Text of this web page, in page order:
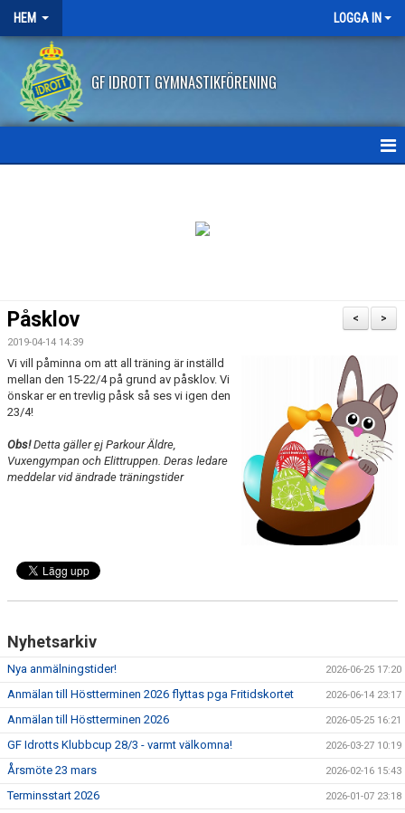
HEM LOGGA IN
GF IDROTT GYMNASTIKFÖRENING
FRÅGOR OCH SVAR
AVBOKNING/ÅTERBETALNING
VÅRA GRUPPER
EVENEMANG
>
<
Påsklov
2019-04-14 14:39
Vi vill påminna om att all träning är inställd
mellan den 15-22/4 på grund av påsklov. Vi
önskar er en trevlig påsk så ses vi igen den
23/4!
Obs!Detta gällerej Parkour Äldre,
Vuxengympan och Elittruppen. Deras ledare
meddelar vid ändrade träningstider
Nyhetsarkiv
Nya anmälningstider! 2026-06-25 17:20
Anmälan till Höstterminen 2026 flyttas pga Fritidskortet 2026-06-14 23:17
Anmälan till Höstterminen 2026 2026-05-25 16:21
GF Idrotts Klubbcup 28/3 - varmt välkomna! 2026-03-27 10:19
Årsmöte 23 mars 2026-02-16 15:43
Terminsstart 2026 2026-01-07 23:18